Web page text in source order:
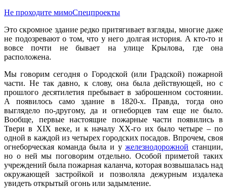
Не проходите мимоСпецпроекты
Это скромное здание редко притягивает взгляды, многие даже
не подозревают о том, что у него долгая история. А кто-то и
вовсе почти не бывает на улице Крылова, где она
расположена.
Мы говорим сегодня о Городской (или Градской) пожарной
части. Не так давно, к слову, она была действующей, но с
прошлого десятилетия пребывает в заброшенном состоянии.
А появилось само здание в 1820-х. Правда, тогда оно
выглядело по-другому, да и огнеборцев там еще не было.
Вообще, первые настоящие пожарные части появились в
Твери в XIX веке, и к началу XX-го их было четыре – по
одной в каждой из четырех городских посадов. Впрочем, своя
огнеборческая команда была и ужелезнодорожной станции,
но о ней мы поговорим отдельно. Особой приметой таких
учреждений была пожарная каланча, которая возвышалась над
окружающей застройкой и позволяла дежурным издалека
увидеть открытый огонь или задымление.